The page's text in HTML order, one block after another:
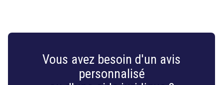
Vous avez besoin d'un avis
personnalisé